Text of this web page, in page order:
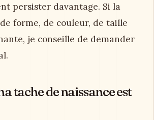
persister davantage. Si la
forme, de couleur, de taille
je conseille de demander
tache de naissance est